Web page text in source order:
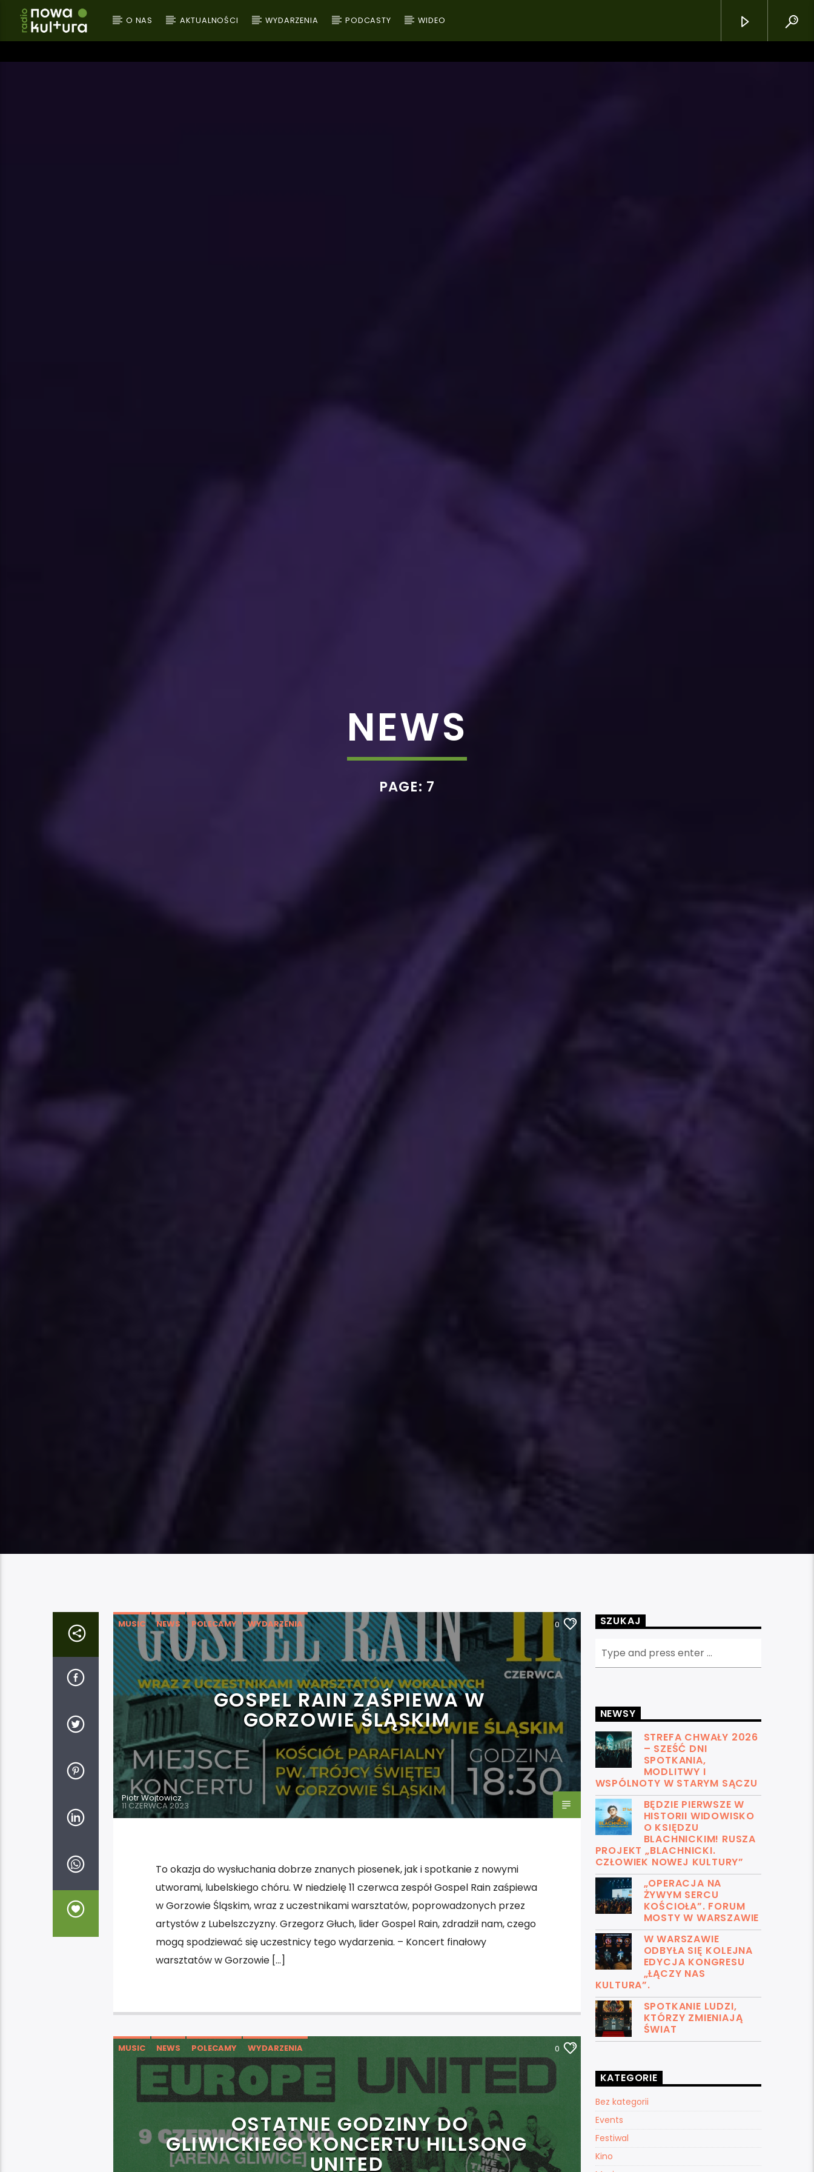
O NAS AKTUALNOŚCI WYDARZENIA PODCASTY WIDEO
NEWS
PAGE: 7
MUSIC NEWS POLECAMY WYDARZENIA 0
GOSPEL RAIN ZAŚPIEWA W
GORZOWIE ŚLĄSKIM
Piotr Wojtowicz
11 CZERWCA 2023
To okazja do wysłuchania dobrze znanych piosenek, jak i spotkanie z nowymi
utworami, lubelskiego chóru. W niedzielę 11 czerwca zespół Gospel Rain zaśpiewa
w Gorzowie Śląskim, wraz z uczestnikami warsztatów, poprowadzonych przez
artystów z Lubelszczyzny. Grzegorz Głuch, lider Gospel Rain, zdradził nam, czego
mogą spodziewać się uczestnicy tego wydarzenia. – Koncert finałowy
warsztatów w Gorzowie […]
MUSIC NEWS POLECAMY WYDARZENIA 0
OSTATNIE GODZINY DO
GLIWICKIEGO KONCERTU HILLSONG
UNITED
SZUKAJ
NEWSY
STREFA CHWAŁY 2026
– SZEŚĆ DNI
SPOTKANIA,
MODLITWY I
WSPÓLNOTY W STARYM SĄCZU
BĘDZIE PIERWSZE W
HISTORII WIDOWISKO
O KSIĘDZU
BLACHNICKIM! RUSZA
PROJEKT „BLACHNICKI.
CZŁOWIEK NOWEJ KULTURY”
„OPERACJA NA
ŻYWYM SERCU
KOŚCIOŁA”. FORUM
MOSTY W WARSZAWIE
W WARSZAWIE
ODBYŁA SIĘ KOLEJNA
EDYCJA KONGRESU
„ŁĄCZY NAS
KULTURA”.
SPOTKANIE LUDZI,
KTÓRZY ZMIENIAJĄ
ŚWIAT
KATEGORIE
Bez kategorii
Events
Festiwal
Kino